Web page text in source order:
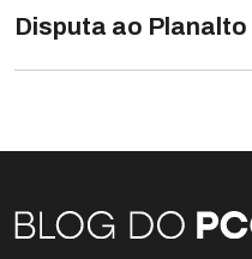
Disputa ao Planalto